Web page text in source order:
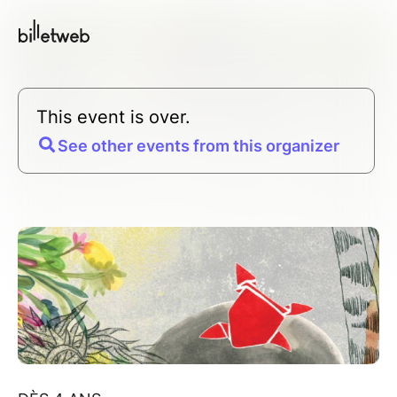
This event is over.
See other events from this organizer